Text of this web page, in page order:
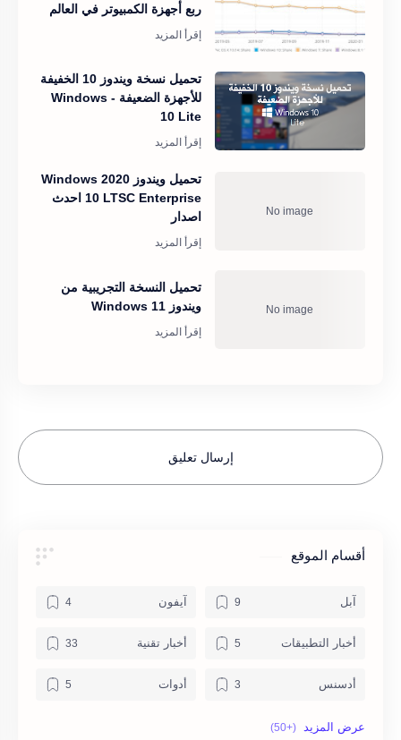
ربع أجهزة الكمبيوتر في العالم
تحميل نسخة ويندوز 10 الخفيفة
للأجهزة الضعيفة - Windows
10 Lite
تحميل ويندوز 2020 Windows
10 LTSC Enterprise احدث
اصدار
تحميل النسخة التجريبية من
ويندوز 11 Windows
إرسال تعليق
أقسام الموقع
آبل آيفون
أخبار التطبيقات أخبار تقنية
أدسنس أدوات
إضافات